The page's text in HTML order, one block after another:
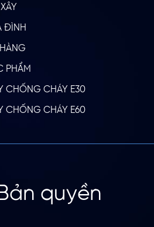
ĐÌNH
PHẨM
CHỐNG CHÁY E30
CHỐNG CHÁY E60
quyền